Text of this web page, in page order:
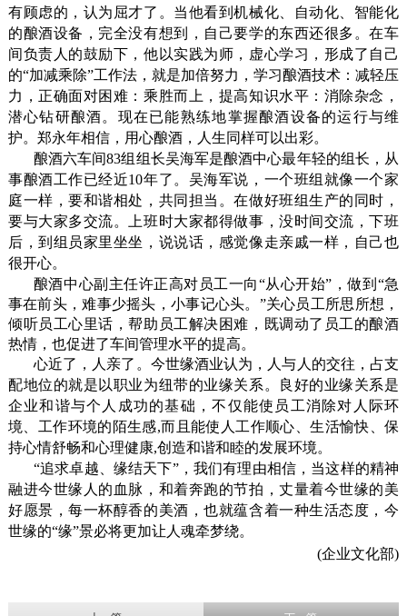
有顾虑的，认为屈才了。当他看到机械化、自动化、智能化
的酿酒设备，完全没有想到，自己要学的东西还很多。在车
间负责人的鼓励下，他以实践为师，虚心学习，形成了自己
的“加减乘除”工作法，就是加倍努力，学习酿酒技术：减轻压
力，正确面对困难：乘胜而上，提高知识水平：消除杂念，
潜心钻研酿酒。现在已能熟练地掌握酿酒设备的运行与维
护。郑永年相信，用心酿酒，人生同样可以出彩。
酿酒六车间83组组长吴海军是酿酒中心最年轻的组长，从
事酿酒工作已经近10年了。吴海军说，一个班组就像一个家
庭一样，要和谐相处，共同担当。在做好班组生产的同时，
要与大家多交流。上班时大家都得做事，没时间交流，下班
后，到组员家里坐坐，说说话，感觉像走亲戚一样，自己也
很开心。
酿酒中心副主任许正高对员工一向“从心开始”，做到“急
事在前头，难事少摇头，小事记心头。”关心员工所思所想，
倾听员工心里话，帮助员工解决困难，既调动了员工的酿酒
热情，也促进了车间管理水平的提高。
心近了，人亲了。今世缘酒业认为，人与人的交往，占支
配地位的就是以职业为纽带的业缘关系。良好的业缘关系是
企业和谐与个人成功的基础，不仅能使员工消除对人际环
境、工作环境的陌生感,而且能使人工作顺心、生活愉快、保
持心情舒畅和心理健康,创造和谐和睦的发展环境。
“追求卓越、缘结天下”，我们有理由相信，当这样的精神
融进今世缘人的血脉，和着奔跑的节拍，丈量着今世缘的美
好愿景，每一杯醇香的美酒，也就蕴含着一种生活态度，今
世缘的“缘”景必将更加让人魂牵梦绕。
(企业文化部)